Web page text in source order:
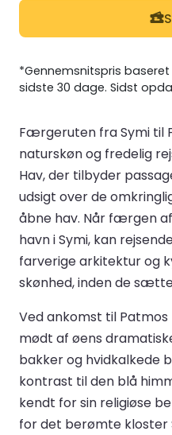
*Gennemsnitspris
sidste 30 dage. Sidst
Færgeruten fra Symi til
naturskøn og fredelig
Hav, der tilbyder
udsigt over de
åbne hav. Når færgen
havn i Symi, kan
farverige arkitektur og
skønhed, inden de
Ved ankomst til
mødt af øens
bakker og hvidkalkede
kontrast til den blå
kendt for sin religiøse
for det berømte kloster